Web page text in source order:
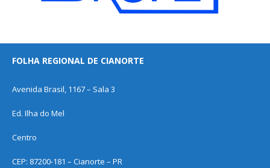
FOLHA REGIONAL DE CIANORTE
Avenida Brasil, 1167 – Sala 3
Ed. Ilha do Mel
Centro
CEP: 87200-181 – Cianorte – PR